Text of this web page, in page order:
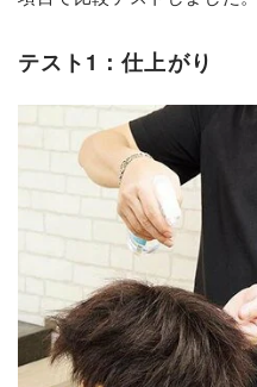
テスト1：仕上がり